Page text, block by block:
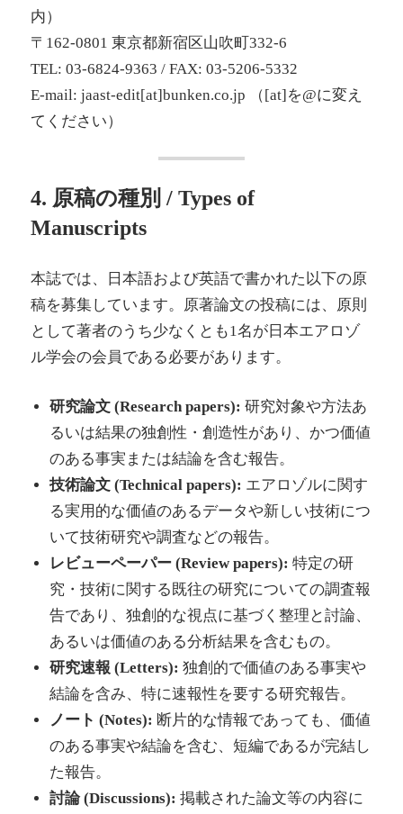
内）
〒162-0801 東京都新宿区山吹町332-6
TEL: 03-6824-9363 / FAX: 03-5206-5332
E-mail: jaast-edit[at]bunken.co.jp （[at]を@に変え
てください）
4. 原稿の種別 / Types of
Manuscripts
本誌では、日本語および英語で書かれた以下の原
稿を募集しています。原著論文の投稿には、原則
として著者のうち少なくとも1名が日本エアロゾ
ル学会の会員である必要があります。
研究論文 (Research papers): 研究対象や方法あ
るいは結果の独創性・創造性があり、かつ価値
のある事実または結論を含む報告。
技術論文 (Technical papers): エアロゾルに関す
る実用的な価値のあるデータや新しい技術につ
いて技術研究や調査などの報告。
レビューペーパー (Review papers): 特定の研
究・技術に関する既往の研究についての調査報
告であり、独創的な視点に基づく整理と討論、
あるいは価値のある分析結果を含むもの。
研究速報 (Letters): 独創的で価値のある事実や
結論を含み、特に速報性を要する研究報告。
ノート (Notes): 断片的な情報であっても、価値
のある事実や結論を含む、短編であるが完結し
た報告。
討論 (Discussions): 掲載された論文等の内容に